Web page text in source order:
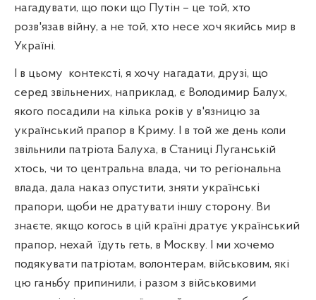
нагадувати, що поки що Путін – це той, хто
розв'язав війну, а не той, хто несе хоч якийсь мир в
Україні.
І в цьому контексті, я хочу нагадати, друзі, що
серед звільнених, наприклад, є Володимир Балух,
якого посадили на кілька років у в'язницю за
український прапор в Криму. І в той же день коли
звільнили патріота Балуха, в Станиці Луганській
хтось, чи то центральна влада, чи то регіональна
влада, дала наказ опустити, зняти українські
прапори, щоби не дратувати іншу сторону. Ви
знаєте, якщо когось в цій країні дратує український
прапор, нехай їдуть геть, в Москву. І ми хочемо
подякувати патріотам, волонтерам, військовим, які
цю ганьбу припинили, і разом з військовими